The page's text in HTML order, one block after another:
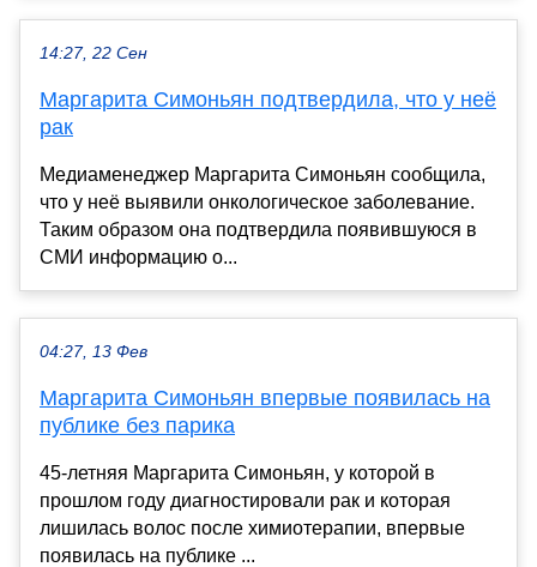
14:27, 22 Сен
Маргарита Симоньян подтвердила, что у неё
рак
Медиаменеджер Маргарита Симоньян сообщила,
что у неё выявили онкологическое заболевание.
Таким образом она подтвердила появившуюся в
СМИ информацию о...
04:27, 13 Фев
Маргарита Симоньян впервые появилась на
публике без парика
45-летняя Маргарита Симоньян, у которой в
прошлом году диагностировали рак и которая
лишилась волос после химиотерапии, впервые
появилась на публике ...